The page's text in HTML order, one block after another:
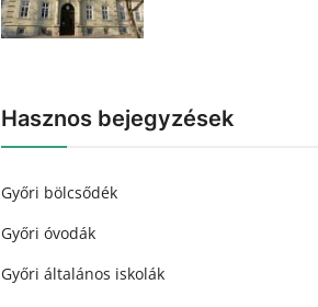
Hasznos bejegyzések
Győri bölcsődék
Győri óvodák
Győri általános iskolák